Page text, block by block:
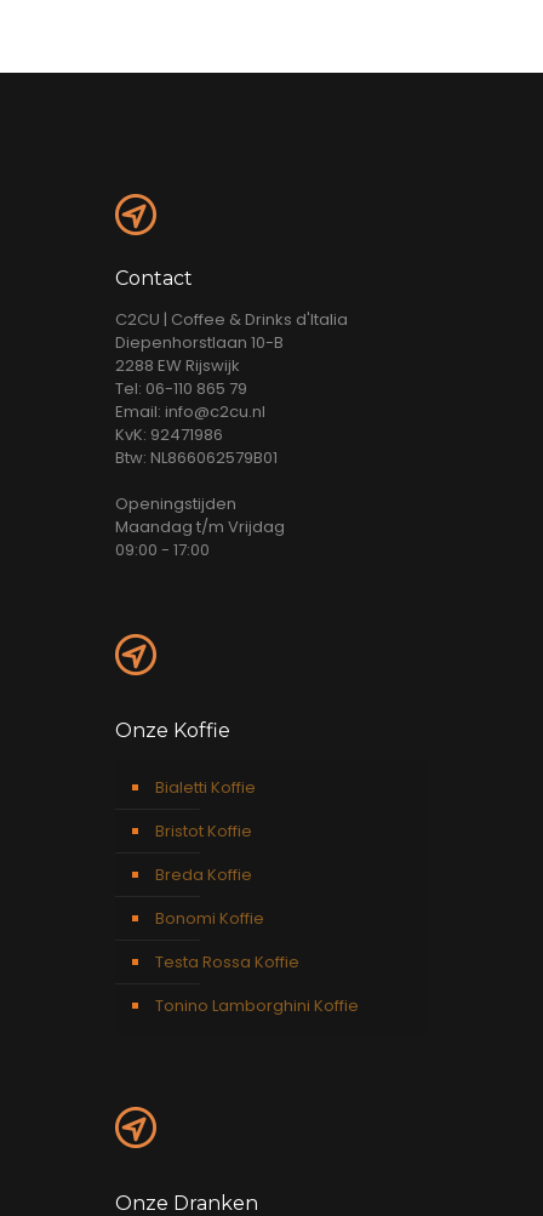
Contact
C2CU | Coffee & Drinks d'Italia
Diepenhorstlaan 10-B
2288 EW Rijswijk
Tel: 06-110 865 79
Email: info@c2cu.nl
KvK: 92471986
Btw: NL866062579B01
Openingstijden
Maandag t/m Vrijdag
09:00 - 17:00
Onze Koffie
Bialetti Koffie
Bristot Koffie
Breda Koffie
Bonomi Koffie
Testa Rossa Koffie
Tonino Lamborghini Koffie
Onze Dranken